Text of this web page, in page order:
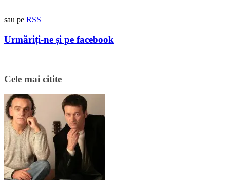
sau pe RSS
Urmăriți-ne și pe facebook
Cele mai citite